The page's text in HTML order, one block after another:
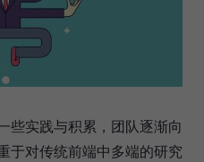
些实践与积累，团队逐渐向
于对传统前端中多端的研究